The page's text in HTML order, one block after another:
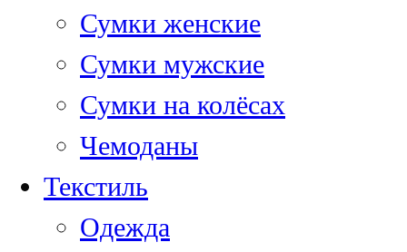
Сумки женские
Сумки мужские
Сумки на колёсах
Чемоданы
Текстиль
Одежда